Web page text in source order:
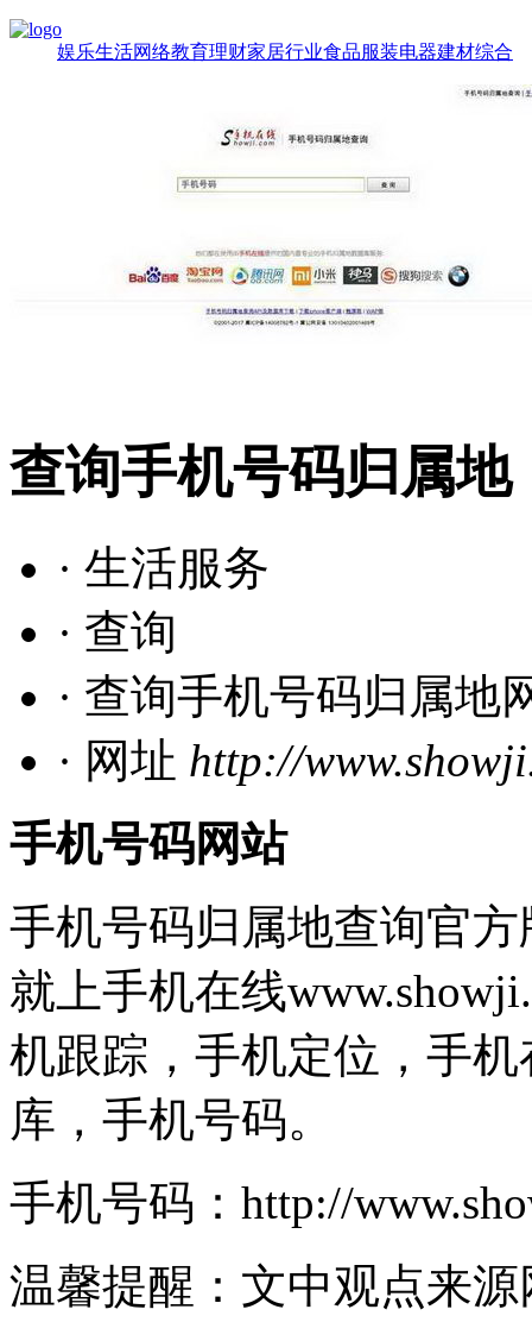
娱乐生活网络教育理财家居行业食品服装电器建材综合
查询手机号码归属地
· 生活服务
· 查询
· 查询手机号码归属地
· 网址 http://
手机号码网站
手机号码归属地查询官
就上手机在线
机跟踪，手机定位，手
库，手机号码。
手机号码：http://
温馨提醒：文中观点来